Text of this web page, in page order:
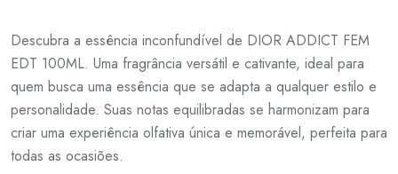
Descubra a essência inconfundível de DIOR ADDICT FEM
EDT 100ML. Uma fragrância versátil e cativante, ideal para
quem busca uma essência que se adapta a qualquer estilo e
personalidade. Suas notas equilibradas se harmonizam para
criar uma experiência olfativa única e memorável, perfeita para
todas as ocasiões.